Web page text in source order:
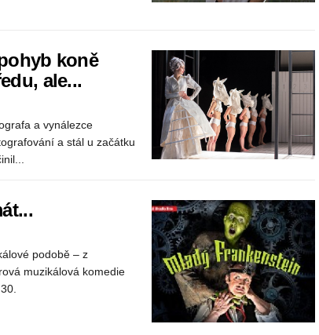
koně
ale...
a vynálezce
a stál u začátku
podobě – z
muzikálová komedie